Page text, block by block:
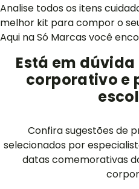
Analise todos os itens
melhor kit para compor o
Aqui na Só Marcas você
Está em
corporativo e
Confira sugestões de
selecionados por
datas comemorativas